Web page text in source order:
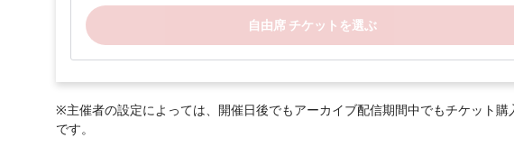
自由席 チケットを選ぶ
※主催者の設定によっては、開催日後でもアーカイブ配信期間中でもチケット購
です。